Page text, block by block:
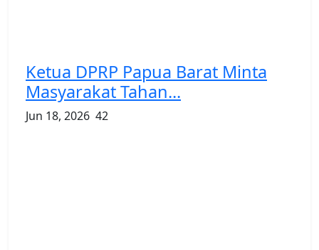
Ketua DPRP Papua Barat Minta
Masyarakat Tahan...
Jun 18, 2026 42